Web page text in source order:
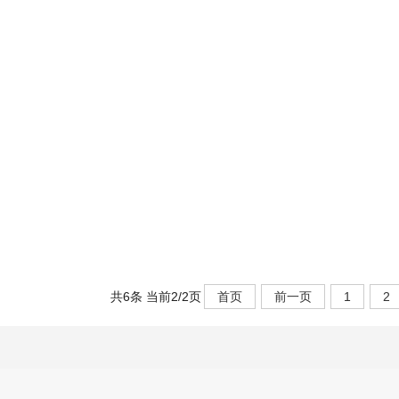
共6条 当前2/2页 首页 前一页 1 2